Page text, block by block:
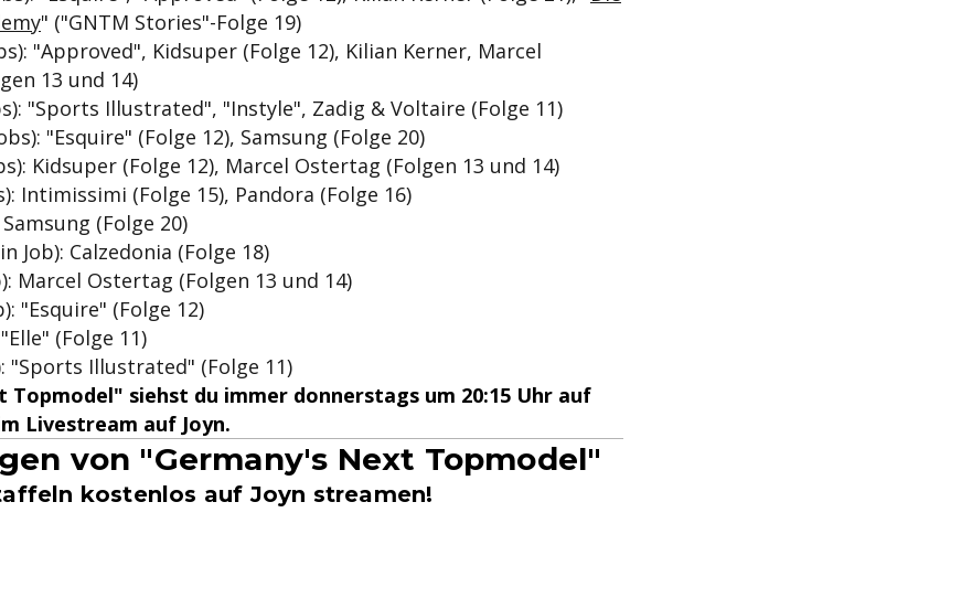
" ("GNTM Stories"-Folge 19)
"Approved", Kidsuper (Folge 12), Kilian Kerner, Marcel
13 und 14)
"Sports Illustrated", "Instyle", Zadig & Voltaire (Folge 11)
"Esquire" (Folge 12), Samsung (Folge 20)
Kidsuper (Folge 12), Marcel Ostertag (Folgen 13 und 14)
Intimissimi (Folge 15), Pandora (Folge 16)
Samsung (Folge 20)
Job): Calzedonia (Folge 18)
Marcel Ostertag (Folgen 13 und 14)
"Esquire" (Folge 12)
(Folge 11)
"Sports Illustrated" (Folge 11)
Topmodel" siehst du immer donnerstags um 20:15 Uhr auf
Livestream auf Joyn.
von "Germany's Next Topmodel"
kostenlos auf Joyn streamen!